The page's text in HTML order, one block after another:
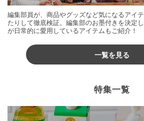
編集部員が、商品やグッズなど気になるアイ
たりして徹底検証。編集部のお墨付きを決定
が日常的に愛用しているアイテムもご紹介！
一覧を見る
特集一覧